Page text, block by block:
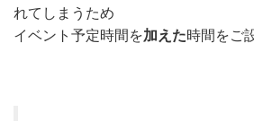
れてしまうため
イベント予定時間を加えた時間をご